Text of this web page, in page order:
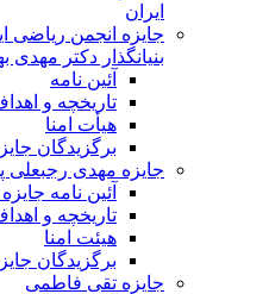
ایران
جایزه انجمن ریاضی
بنیانگذار دکتر مهدی
آئین نامه
تاریخچه و
هیأت امنا
برگزیدگان
جایزه مهدی رجبعلی
آئین نامه
تاریخچه و
هیئت امنا
برگزیدگان
جایزه تقی فاطمی